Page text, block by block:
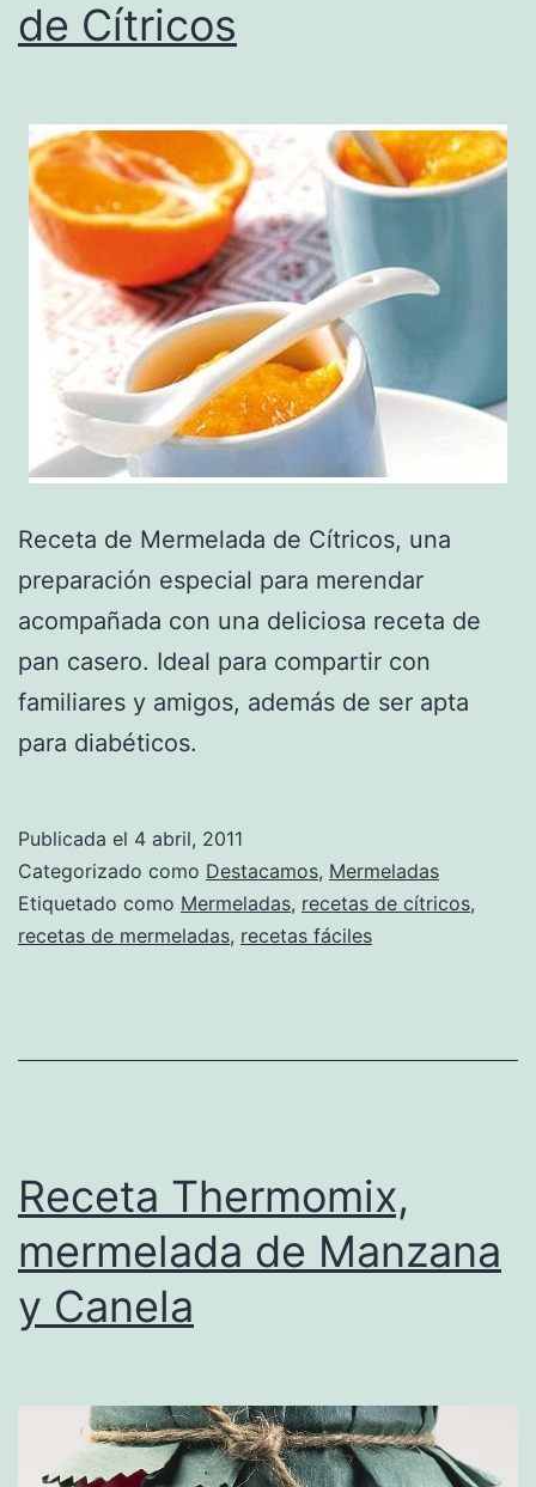
de Cítricos
Receta de Mermelada de Cítricos, una
preparación especial para merendar
acompañada con una deliciosa receta de
pan casero. Ideal para compartir con
familiares y amigos, además de ser apta
para diabéticos.
Publicada el 4 abril, 2011
Categorizado como Destacamos, Mermeladas
Etiquetado como Mermeladas, recetas de cítricos,
recetas de mermeladas, recetas fáciles
Receta Thermomix,
mermelada de Manzana
y Canela